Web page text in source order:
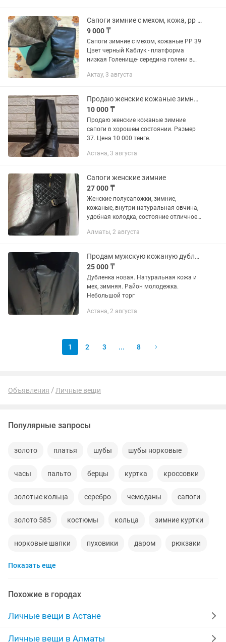
Сапоги зимние с мехом, кожа, рр 39
9 000 ₸
Сапоги зимние с мехом, кожаные РР 39
Цвет черный Каблук - платформа
низкая Голенище- середина голени в
Актау, 3 августа
Продаю женские кожаные зимние сапоги
10 000 ₸
Продаю женские кожаные зимние
сапоги в хорошем состоянии. Размер
37. Цена 10 000 тенге.
Астана, 3 августа
Сапоги женские зимние
27 000 ₸
Женские полусапожки, зимние,
кожаные, внутри натуральная овчина,
удобная колодка, состояние отличное.
Айт.
Алматы, 2 августа
Продам мужскую кожаную дубленку
25 000 ₸
Дубленка новая. Натуральная кожа и
мех, зимняя. Район молодежка.
Небольшой торг
Астана, 2 августа
1 2 3 ... 8
Объявления Личные вещи
Популярные запросы
золото платья шубы шубы норковые
часы пальто берцы куртка кроссовки
золотые кольца серебро чемоданы сапоги
золото 585 костюмы кольца зимние куртки
норковые шапки пуховики даром рюкзаки
дубленки
куртки мужские мужские зимние куртки
памперсы взрослые сумка
Показать еще
Похожие в городах
Личные вещи в Астане
Личные вещи в Алматы